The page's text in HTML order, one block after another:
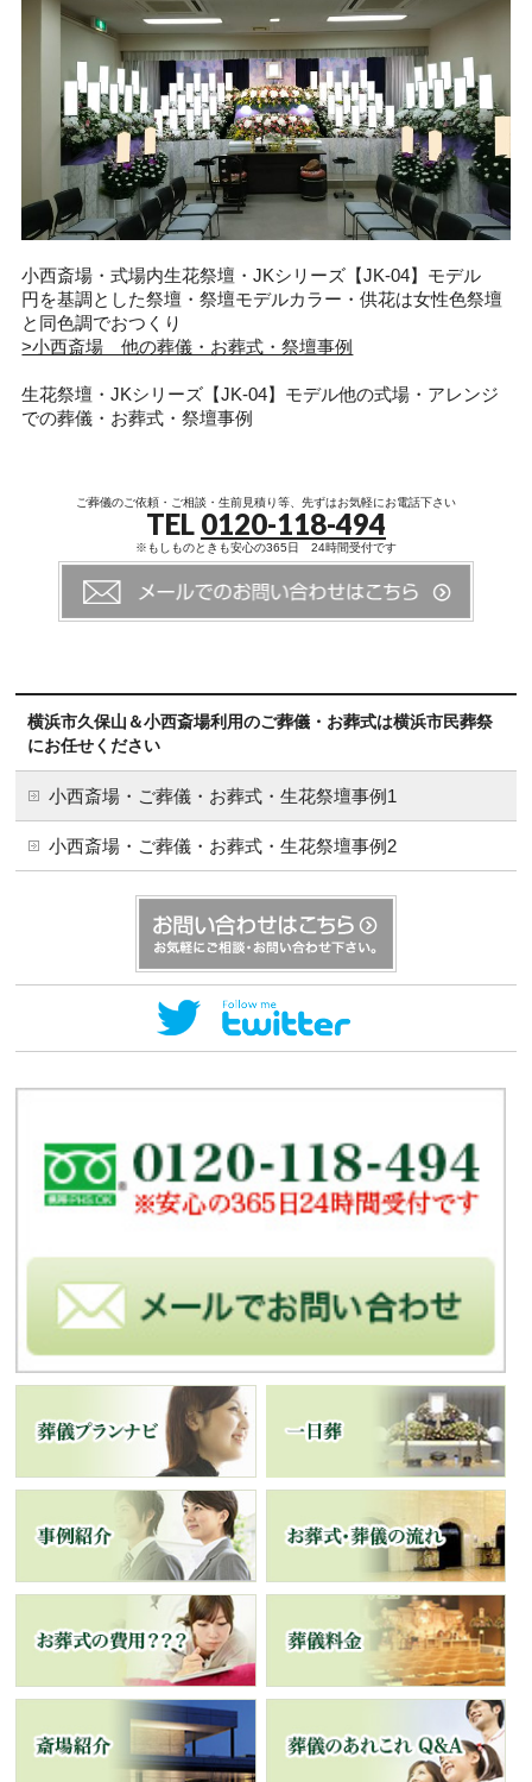
小西斎場・式場内生花祭壇・JKシリーズ【JK-04】モデル
円を基調とした祭壇・祭壇モデルカラー・供花は女性色祭壇
と同色調でおつくり
>小西斎場 他の葬儀・お葬式・祭壇事例
生花祭壇・JKシリーズ【JK-04】モデル他の式場・アレンジ
での葬儀・お葬式・祭壇事例
ご葬儀のご依頼・ご相談・生前見積り等、先ずはお気軽にお電話下さい
TEL 0120-118-494
※もしものときも安心の365日 24時間受付です
横浜市久保山＆小西斎場利用のご葬儀・お葬式は横浜市民葬祭
にお任せください
小西斎場・ご葬儀・お葬式・生花祭壇事例1
小西斎場・ご葬儀・お葬式・生花祭壇事例2